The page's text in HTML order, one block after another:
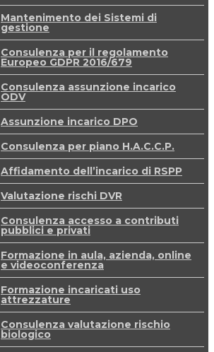
Mantenimento dei Sistemi di
gestione
Consulenza per il regolamento
Europeo GDPR 2016/679
Consulenza assunzione incarico
ODV
Assunzione incarico DPO
Consulenza per piano H.A.C.C.P.
Affidamento dell’incarico di RSPP
Valutazione rischi DVR
Consulenza accesso a contributi
pubblici e privati
Formazione in aula, azienda, online
e videoconferenza
Formazione incaricati uso
attrezzature
Consulenza valutazione rischio
biologico